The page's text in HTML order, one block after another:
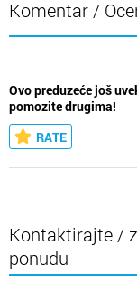
Komentar /
Ovo preduzeće još
pomozite drugima!
RATE
Kontaktirajte /
ponudu